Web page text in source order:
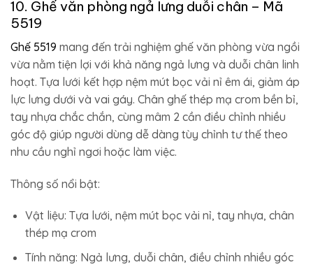
10. Ghế văn phòng ngả lưng duỗi chân – Mã
5519
Ghế 5519 mang đến trải nghiệm ghế văn phòng vừa ngồi
vừa nằm tiện lợi với khả năng ngả lưng và duỗi chân linh
hoạt. Tựa lưới kết hợp nệm mút bọc vải nỉ êm ái, giảm áp
lực lưng dưới và vai gáy. Chân ghế thép mạ crom bền bỉ,
tay nhựa chắc chắn, cùng mâm 2 cần điều chỉnh nhiều
góc độ giúp người dùng dễ dàng tùy chỉnh tư thế theo
nhu cầu nghỉ ngơi hoặc làm việc.
Thông số nổi bật:
Vật liệu: Tựa lưới, nệm mút bọc vải nỉ, tay nhựa, chân
thép mạ crom
Tính năng: Ngả lưng, duỗi chân, điều chỉnh nhiều góc